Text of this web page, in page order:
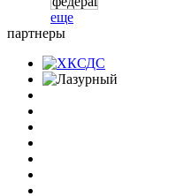
еще
партнеры